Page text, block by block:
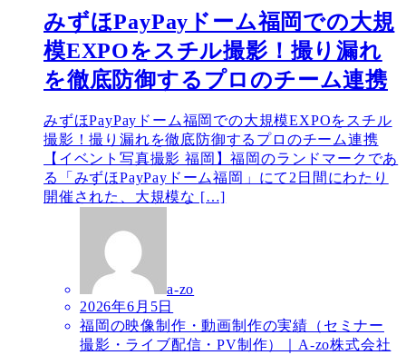
みずほPayPayドーム福岡での大規
模EXPOをスチル撮影！撮り漏れ
を徹底防御するプロのチーム連携
みずほPayPayドーム福岡での大規模EXPOをスチル
撮影！撮り漏れを徹底防御するプロのチーム連携
【イベント写真撮影 福岡】福岡のランドマークであ
る「みずほPayPayドーム福岡」にて2日間にわたり
開催された、大規模な […]
a-zo
2026年6月5日
福岡の映像制作・動画制作の実績（セミナー
撮影・ライブ配信・PV制作）｜A-zo株式会社